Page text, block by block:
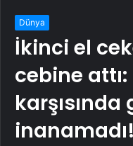
Dünya
İkinci el
cebine
karşısında
inanamadı!